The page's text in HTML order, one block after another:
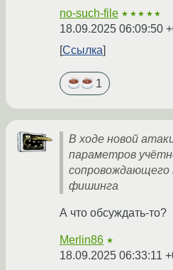
no-such-file ★★★★★
18.09.2025 06:09:50
Ссылка
1
В ходе новой
параметров
сопровождающего
фишинга
А что обсуждать-то?
Merlin86 ★
18.09.2025 06:33:11